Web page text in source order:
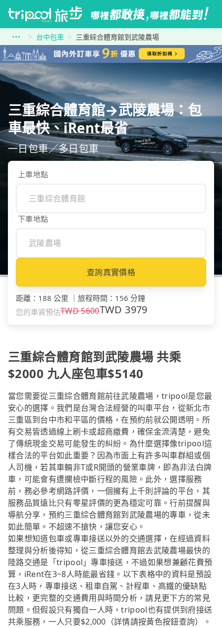
台中包車 三重綜合體育館到武陵農場
三重綜合體育館→武陵農場：包
車最快、iRent最省
一日包車／多日包車
上車地點
下車地點
查詢真實價格
距離 ： 188 公里 旅程時間 ： 156 分鐘
您的車資預估TWD5600TWD 3979
三重綜合體育館到武陵農場 共乘
$2000 九人座包車$5140
當您需要從三重綜合體育館前往武陵農場，tripool是您最
安心的選擇。我們是台灣合法經營的叫車平台，從新北市
三重區到台中市和平區的價格，在預約前就公開透明。所
有交易皆透過線上刷卡或超商繳費，確保金流清楚，避免
了傳統現金交易可能發生的糾紛。為什麼選擇像tripool這
樣合法的平台如此重要？因為市面上有許多叫車群組或個
人司機，若其車輛非T或R開頭的營業車牌，即為非法白牌
車，可能會有遭攔檢中斷行程的風險。此外，選擇服務
前，務必參考網路評價，一個擁有上千則評論的平台，其
服務品質遠比只有零星評價的更為穩定可靠。行前提醒與
導航分享，預約三重綜合體育館到武陵農場的專車，從未
如此簡單。不超速不搶快，讓您安心。
如果想知道包車或專車接送以外的交通選擇，在經過資料
整理與分析後得知，從三重綜合體育館去武陵農場最快的
陸路交通是「tripool」專車接送，不過如果想兼顧花費預
算，iRent在3~8人時能最省錢。以下表格中的資料是預設
在3人時，專車接送、租車自駕、計程車、高鐵的優缺點
比較，更完整的交通費用與時間分析，請見更下方的常見
問題。但假設只有獨自一人時，tripool也有提供到府接送
共乘服務，一人只要$2,000（詳情請按黃色按鈕查詢）。